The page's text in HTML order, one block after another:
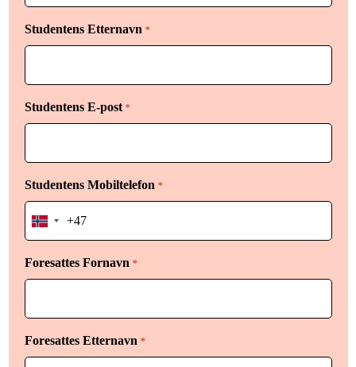
Studentens Etternavn *
Studentens E-post *
Studentens Mobiltelefon *
Norway
+47
Foresattes Fornavn *
Foresattes Etternavn *